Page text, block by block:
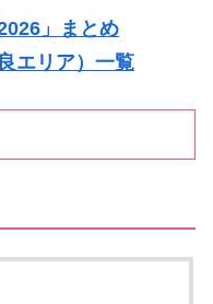
」まとめ
エリア）一覧